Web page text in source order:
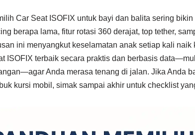
Car Seat ISOFIX untuk bayi dan balita sering
berapa lama, fitur rotasi 360 derajat, top tether,
ini menyangkut keselamatan anak setiap kali
ISOFIX terbaik secara praktis dan berbasis
Anda merasa tenang di jalan. Jika Anda
kursi mobil, simak sampai akhir untuk checklist